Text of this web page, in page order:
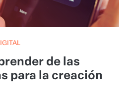
de las
para la creación